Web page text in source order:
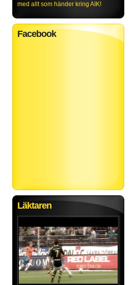
med allt som händer kring AIK!
Facebook
Läktaren